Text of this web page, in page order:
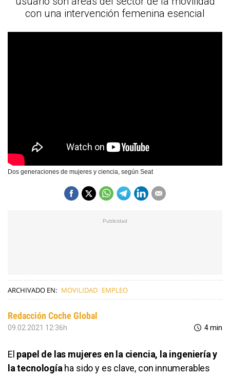
con una intervención femenina esencial
Dos generaciones de mujeres y ciencia, según Seat
ARCHIVADO EN: MOVILIDAD EMPLEO
Redacción Coche Global
09.02.2021 12:36h 4 min
El papel de las mujeres en la ciencia, la ingeniería y
la tecnología ha sido y es clave, con innumerables